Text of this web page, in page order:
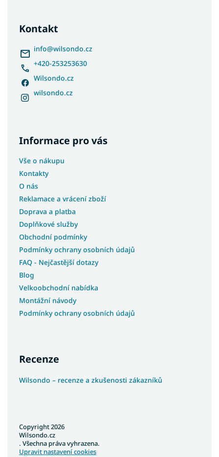
Kontakt
info@wilsondo.cz
+420-253253630
Wilsondo.cz
wilsondo.cz
Informace pro vás
Vše o nákupu
Kontakty
O nás
Reklamace a vrácení zboží
Doprava a platba
Doplňkové služby
Obchodní podmínky
Podmínky ochrany osobních údajů
FAQ - Nejčastější dotazy
Blog
Velkoobchodní nabídka
Montážní návody
Podmínky ochrany osobních údajů
Recenze
Wilsondo – recenze a zkušenosti zákazníků
Copyright 2026
Wilsondo.cz
. Všechna práva vyhrazena.
Upravit nastavení cookies